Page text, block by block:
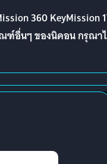
360 KeyMission
ฑ์อื่นๆ ของนิคอน กรุณา